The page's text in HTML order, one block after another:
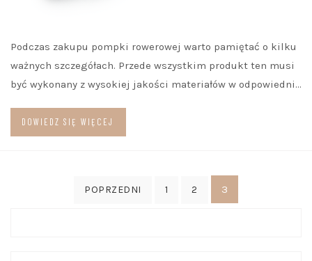
Podczas zakupu pompki rowerowej warto pamiętać o kilku
ważnych szczegółach. Przede wszystkim produkt ten musi
być wykonany z wysokiej jakości materiałów w odpowiedni…
DOWIEDZ SIĘ WIĘCEJ
POPRZEDNI 1 2 3